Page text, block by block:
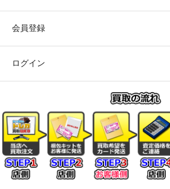
会員登録
ログイン